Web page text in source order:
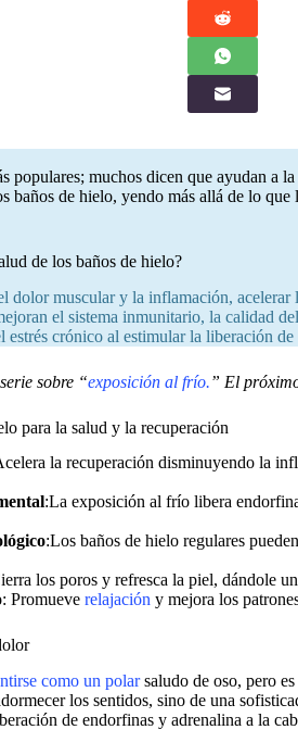
populares; muchos dicen que ayudan a
baños de hielo, yendo más allá de lo
de los baños de hielo?
dolor muscular y la inflamación,
el sistema inmunitario, la calidad
crónico al estimular la liberación de
sobre “exposición al frío.” El
para la salud y la recuperación
la recuperación disminuyendo la
:La exposición al frío libera
:Los baños de hielo regulares
los poros y refresca la piel, dándole
: Promueve relajación y mejora los
como un polarsaludo de oso, pero
los sentidos, sino de una
de endorfinas y adrenalina a la